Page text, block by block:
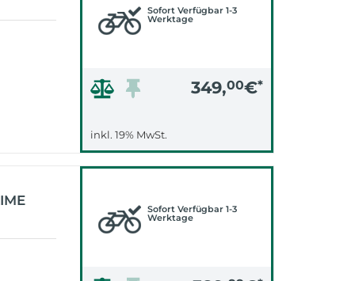
Sofort Verfügbar 1-3
Werktage
349,00€*
inkl. 19% MwSt.
Sofort Verfügbar 1-3
Werktage